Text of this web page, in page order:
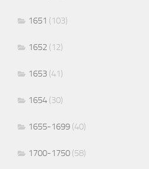
1651 (103)
1652 (12)
1653 (41)
1654 (30)
1655-1699 (40)
1700-1750 (58)